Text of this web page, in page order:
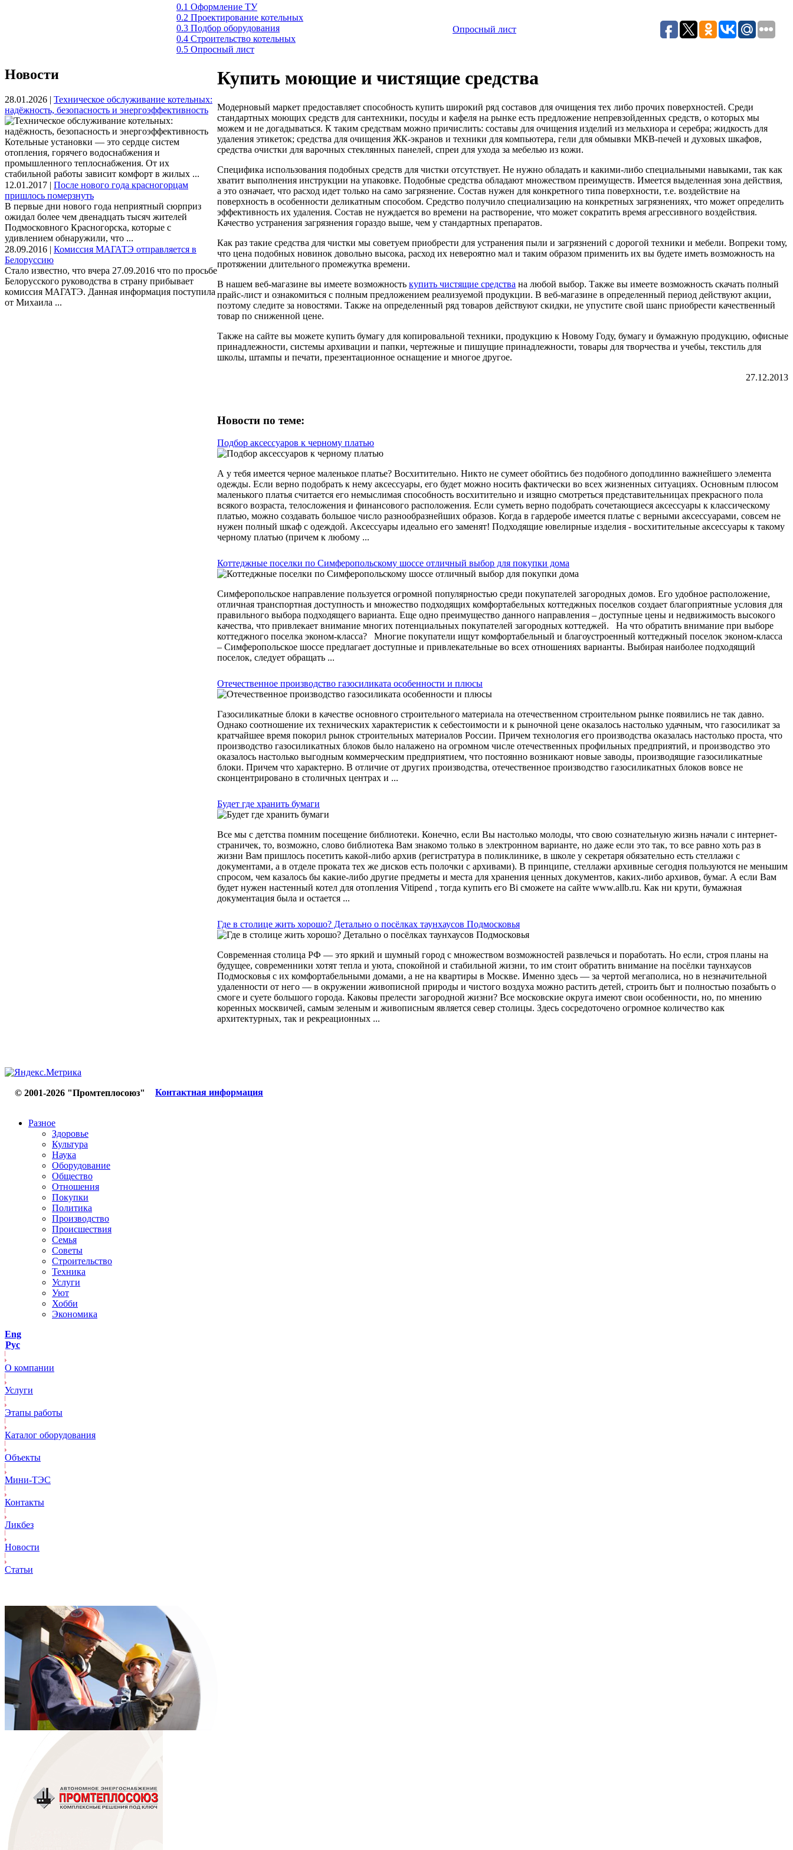
0.1 Оформление ТУ
0.2 Проектирование котельных
0.3 Подбор оборудования
0.4 Строительство котельных
0.5 Опросный лист
Опросный лист
Новости
28.01.2026 | Техническое обслуживание котельных:
надёжность, безопасность и энергоэффективность
Котельные установки — это сердце систем
отопления, горячего водоснабжения и
промышленного теплоснабжения. От их
стабильной работы зависит комфорт в жилых ...
12.01.2017 | После нового года красногорцам
пришлось померзнуть
В первые дни нового года неприятный сюрприз
ожидал более чем двенадцать тысяч жителей
Подмосковного Красногорска, которые с
удивлением обнаружили, что ...
28.09.2016 | Комиссия МАГАТЭ отправляется в
Белоруссию
Стало известно, что вчера 27.09.2016 что по просьбе
Белорусского руководства в страну прибывает
комиссия МАГАТЭ. Данная информация поступила
от Михаила ...
Купить моющие и чистящие средства
Модерновый маркет предоставляет способность купить широкий ряд составов для очищения тех либо прочих поверхностей. Среди
стандартных моющих средств для сантехники, посуды и кафеля на рынке есть предложение непревзойденных средств, о которых мы
можем и не догадываться. К таким средствам можно причислить: составы для очищения изделий из мельхиора и серебра; жидкость для
удаления этикеток; средства для очищения ЖК-экранов и техники для компьютера, гели для обмывки МКВ-печей и духовых шкафов,
средства очистки для варочных стеклянных панелей, спреи для ухода за мебелью из кожи.
Специфика использования подобных средств для чистки отсутствует. Не нужно обладать и какими-либо специальными навыками, так как
хватит выполнения инструкции на упаковке. Подобные средства обладают множеством преимуществ. Имеется выделенная зона действия,
а это означает, что расход идет только на само загрязнение. Состав нужен для конкретного типа поверхности, т.е. воздействие на
поверхность в особенности деликатным способом. Средство получило специализацию на конкретных загрязнениях, что может определить
эффективность их удаления. Состав не нуждается во времени на растворение, что может сократить время агрессивного воздействия.
Качество устранения загрязнения гораздо выше, чем у стандартных препаратов.
Как раз такие средства для чистки мы советуем приобрести для устранения пыли и загрязнений с дорогой техники и мебели. Вопреки тому,
что цена подобных новинок довольно высока, расход их невероятно мал и таким образом применить их вы будете иметь возможность на
протяжении длительного промежутка времени.
В нашем веб-магазине вы имеете возможность купить чистящие средства на любой выбор. Также вы имеете возможность скачать полный
прайс-лист и ознакомиться с полным предложением реализуемой продукции. В веб-магазине в определенный период действуют акции,
поэтому следите за новостями. Также на определенный ряд товаров действуют скидки, не упустите свой шанс приобрести качественный
товар по сниженной цене.
Также на сайте вы можете купить бумагу для копировальной техники, продукцию к Новому Году, бумагу и бумажную продукцию, офисные
принадлежности, системы архивации и папки, чертежные и пишущие принадлежности, товары для творчества и учебы, текстиль для
школы, штампы и печати, презентационное оснащение и многое другое.
27.12.2013
Новости по теме:
Подбор аксессуаров к черному платью
А у тебя имеется черное маленькое платье? Восхитительно. Никто не сумеет обойтись без подобного доподлинно важнейшего элемента
одежды. Если верно подобрать к нему аксессуары, его будет можно носить фактически во всех жизненных ситуациях. Основным плюсом
маленького платья считается его немыслимая способность восхитительно и изящно смотреться представительницах прекрасного пола
всякого возраста, телосложения и финансового расположения. Если суметь верно подобрать сочетающиеся аксессуары к классическому
платью, можно создавать большое число разнообразнейших образов. Когда в гардеробе имеется платье с верными аксессуарами, совсем не
нужен полный шкаф с одеждой. Аксессуары идеально его заменят! Подходящие ювелирные изделия - восхитительные аксессуары к такому
черному платью (причем к любому ...
Коттеджные поселки по Симферопольскому шоссе отличный выбор для покупки дома
Симферопольское направление пользуется огромной популярностью среди покупателей загородных домов. Его удобное расположение,
отличная транспортная доступность и множество подходящих комфортабельных коттеджных поселков создает благоприятные условия для
правильного выбора подходящего варианта. Еще одно преимущество данного направления – доступные цены и недвижимость высокого
качества, что привлекает внимание многих потенциальных покупателей загородных коттеджей. На что обратить внимание при выборе
коттеджного поселка эконом-класса? Многие покупатели ищут комфортабельный и благоустроенный коттеджный поселок эконом-класса
– Симферопольское шоссе предлагает доступные и привлекательные во всех отношениях варианты. Выбирая наиболее подходящий
поселок, следует обращать ...
Отечественное производство газосиликата особенности и плюсы
Газосиликатные блоки в качестве основного строительного материала на отечественном строительном рынке появились не так давно.
Однако соотношение их технических характеристик к себестоимости и к рыночной цене оказалось настолько удачным, что газосиликат за
кратчайшее время покорил рынок строительных материалов России. Причем технология его производства оказалась настолько проста, что
производство газосиликатных блоков было налажено на огромном числе отечественных профильных предприятий, и производство это
оказалось настолько выгодным коммерческим предприятием, что постоянно возникают новые заводы, производящие газосиликатные
блоки. Причем что характерно. В отличие от других производства, отечественное производство газосиликатных блоков вовсе не
сконцентрировано в столичных центрах и ...
Будет где хранить бумаги
Все мы с детства помним посещение библиотеки. Конечно, если Вы настолько молоды, что свою сознательную жизнь начали с интернет-
страничек, то, возможно, слово библиотека Вам знакомо только в электронном варианте, но даже если это так, то все равно хоть раз в
жизни Вам пришлось посетить какой-либо архив (регистратура в поликлинике, в школе у секретаря обязательно есть стеллажи с
документами, а в отделе проката тех же дисков есть полочки с архивами). В принципе, стеллажи архивные сегодня пользуются не меньшим
спросом, чем казалось бы какие-либо другие предметы и места для хранения ценных документов, каких-либо архивов, бумаг. А если Вам
будет нужен настенный котел для отопления Vitipend , тогда купить его Ві сможете на сайте www.allb.ru. Как ни крути, бумажная
документация была и остается ...
Где в столице жить хорошо? Детально о посёлках таунхаусов Подмосковья
Современная столица РФ — это яркий и шумный город с множеством возможностей развлечься и поработать. Но если, строя планы на
будущее, современники хотят тепла и уюта, спокойной и стабильной жизни, то им стоит обратить внимание на посёлки таунхаусов
Подмосковья с их комфортабельными домами, а не на квартиры в Москве. Именно здесь — за чертой мегаполиса, но в незначительной
удаленности от него — в окружении живописной природы и чистого воздуха можно растить детей, строить быт и полностью позабыть о
смоге и суете большого города. Каковы прелести загородной жизни? Все московские округа имеют свои особенности, но, по мнению
коренных москвичей, самым зеленым и живописным является север столицы. Здесь сосредоточено огромное количество как
архитектурных, так и рекреационных ...
© 2001-2026 "Промтеплосоюз" Контактная информация
Разное
Здоровье
Культура
Наука
Оборудование
Общество
Отношения
Покупки
Политика
Производство
Происшествия
Семья
Советы
Строительство
Техника
Услуги
Уют
Хобби
Экономика
Eng
Рус
О компании
Услуги
Этапы работы
Каталог оборудования
Объекты
Mини-ТЭС
Контакты
Ликбез
Новости
Статьи